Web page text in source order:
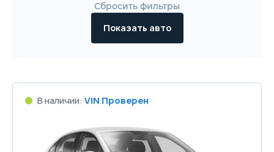
Сбросить фильтры
В наличии: VIN Проверен